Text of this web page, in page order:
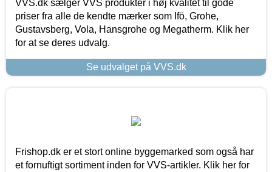
VVS.dk sælger VVS produkter i høj kvalitet til gode
priser fra alle de kendte mærker som Ifö, Grohe,
Gustavsberg, Vola, Hansgrohe og Megatherm. Klik her
for at se deres udvalg.
Se udvalget på VVS.dk
Frishop.dk er et stort online byggemarked som også har
et fornuftigt sortiment inden for VVS-artikler. Klik her for